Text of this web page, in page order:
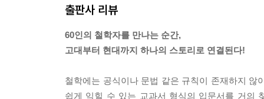
예수를 신의 아들로 믿은 제자들은 예수의 가르
되었으며, 그와 동시에 신앙과 이성의 조화와 모순
--- 「“가난한 자는 행복하다.” 그것이 현실이 되어
오리게네스는 로마 제국이 크리스트교를 박해하
출판사 리뷰
60인의 철학자를 만나는 순간,
고대부터 현대까지 하나의 스토리로 연결된다!
철학에는 공식이나 문법 같은 규칙이 존재하지
쉽게 익힐 수 있는 교과서 형식의 입문서를 거의